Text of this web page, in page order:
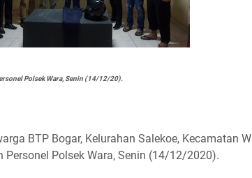
Polsek Wara, Senin (14/12/20).
BTP Bogar, Kelurahan Salekoe, Kecamatan
Polsek Wara, Senin (14/12/2020).